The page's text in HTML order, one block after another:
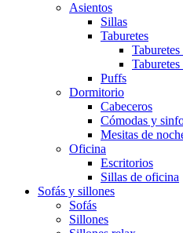
Asientos
Sillas
Taburetes
Puffs
Dormitorio
Cabeceros
Cómodas y
Mesitas de
Oficina
Escritorios
Sillas de oficina
Sofás y sillones
Sofás
Sillones